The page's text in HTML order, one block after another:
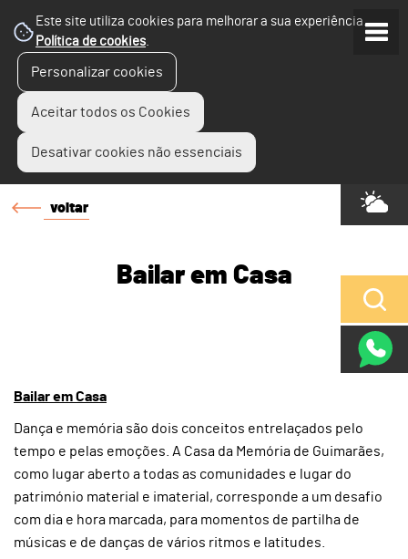
Este site utiliza cookies para melhorar a sua experiência.
Política de cookies.
Personalizar cookies
Aceitar todos os Cookies
Desativar cookies não essenciais
voltar
Bailar em Casa
Bailar em Casa
Dança e memória são dois conceitos entrelaçados pelo
tempo e pelas emoções. A Casa da Memória de Guimarães,
como lugar aberto a todas as comunidades e lugar do
património material e imaterial, corresponde a um desafio
com dia e hora marcada, para momentos de partilha de
músicas e de danças de vários ritmos e latitudes.